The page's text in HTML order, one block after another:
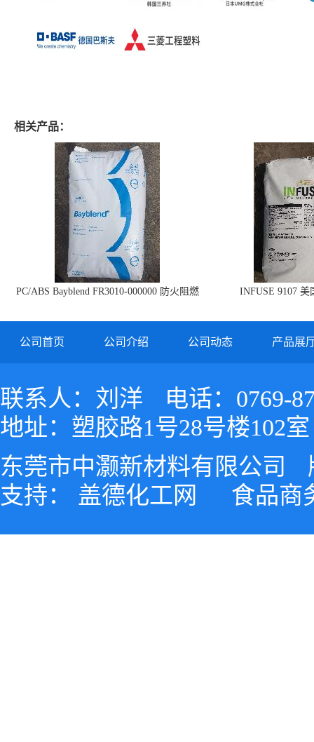
相关产品：
PC/ABS Bayblend FR3010-000000 防火阻燃
INFUSE 9107 美
公司首页 公司介绍 公司动态 产品展
联系人：刘洋
电话：0769-
地址：塑胶路1号28号楼102室
东莞市中灏新材料有限公司
支持： 盖德化工网 食品商